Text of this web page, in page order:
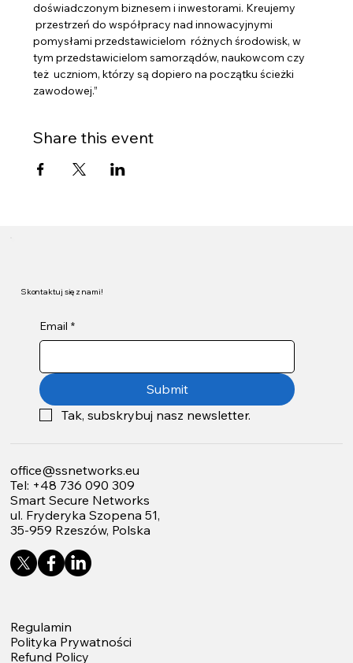
doświadczonym biznesem i inwestorami. Kreujemy
przestrzeń do współpracy nad innowacyjnymi
pomysłami przedstawicielom  różnych środowisk, w
tym przedstawicielom samorządów, naukowcom czy
też  uczniom, którzy są dopiero na początku ścieżki
zawodowej.”
Share this event
Skontaktuj się z nami!
Email *
Submit
Tak, subskrybuj nasz newsletter.
office@ssnetworks.eu
Tel: +48 736 090 309
Smart Secure Networks
ul. Fryderyka Szopena 51,
35-959 Rzeszów, Polska
Regulamin
Polityka Prywatności
Refund Policy